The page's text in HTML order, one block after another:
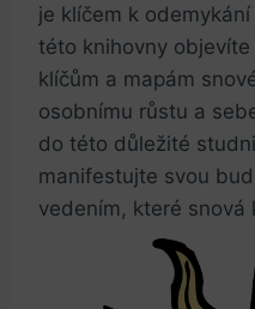
je klíčem k
této knihovny
klíčům a‌ mapám
⁤osobnímu růstu a
do​ této důležité⁢
manifestujte svou
vedením, které⁢ snová